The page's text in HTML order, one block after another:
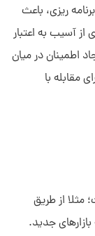
ریزی، باعث
آسیب به اعتبار
اطمینان در میان
مقابله با
از طریق
جدید.